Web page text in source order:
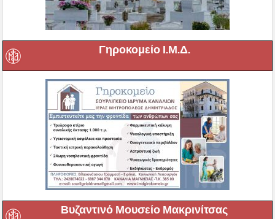
Γηροκομείο Ι.Μ.Δ.
Βυζαντινό Μουσείο Μακρινίτσας